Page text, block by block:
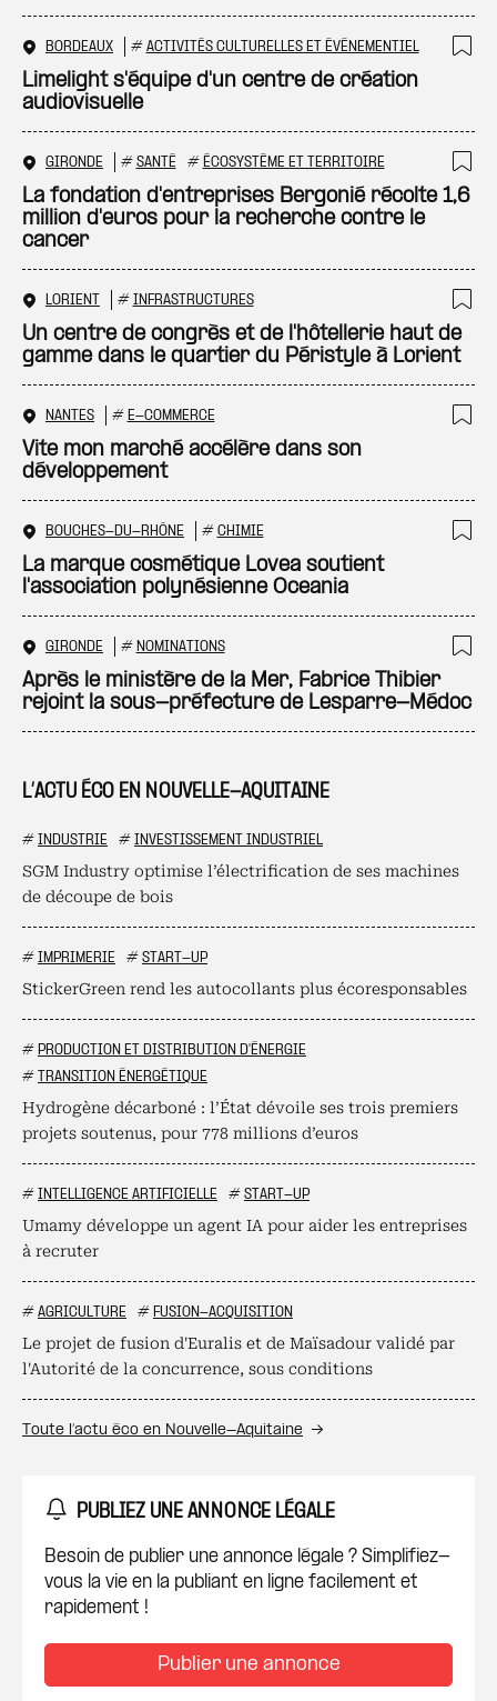
L’ACTU ÉCO EN NOUVELLE-AQUITAINE
# INDUSTRIE # INVESTISSEMENT INDUSTRIEL
SGM Industry optimise l’électrification de ses machines
de découpe de bois
# IMPRIMERIE # START-UP
StickerGreen rend les autocollants plus écoresponsables
# PRODUCTION ET DISTRIBUTION D'ÉNERGIE
# TRANSITION ÉNERGÉTIQUE
Hydrogène décarboné : l’État dévoile ses trois premiers
projets soutenus, pour 778 millions d’euros
# INTELLIGENCE ARTIFICIELLE # START-UP
Umamy développe un agent IA pour aider les entreprises
à recruter
# AGRICULTURE # FUSION-ACQUISITION
Le projet de fusion d'Euralis et de Maïsadour validé par
l'Autorité de la concurrence, sous conditions
Toute l’actu éco en Nouvelle-Aquitaine
PUBLIEZ UNE ANNONCE LÉGALE
Besoin de publier une annonce légale ? Simplifiez-
vous la vie en la publiant en ligne facilement et
rapidement !
Publier une annonce
BORDEAUX # ACTIVITÉS CULTURELLES ET ÉVÉNEMENTIEL
Limelight s'équipe d'un centre de création
audiovisuelle
GIRONDE # SANTÉ # ÉCOSYSTÈME ET TERRITOIRE
La fondation d'entreprises Bergonié récolte 1,6
million d'euros pour la recherche contre le
cancer
LORIENT # INFRASTRUCTURES
Un centre de congrès et de l'hôtellerie haut de
gamme dans le quartier du Péristyle à Lorient
NANTES # E-COMMERCE
Vite mon marché accélère dans son
développement
BOUCHES-DU-RHÔNE # CHIMIE
La marque cosmétique Lovea soutient
l'association polynésienne Oceania
GIRONDE # NOMINATIONS
Après le ministère de la Mer, Fabrice Thibier
rejoint la sous-préfecture de Lesparre-Médoc